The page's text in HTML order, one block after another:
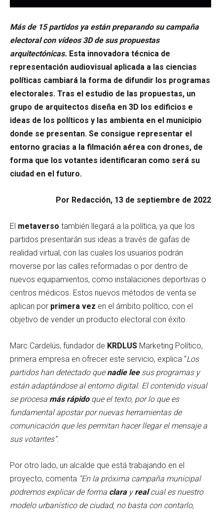
Más de 15 partidos ya están preparando su campaña
electoral con vídeos 3D de sus propuestas
arquitectónicas. Esta innovadora técnica de
representación audiovisual aplicada a las ciencias
políticas cambiará la forma de difundir los programas
electorales. Tras el estudio de las propuestas, un
grupo de arquitectos diseña en 3D los edificios e
ideas de los políticos y las ambienta en el municipio
donde se presentan. Se consigue representar el
entorno gracias a la filmación aérea con drones, de
forma que los votantes identificaran como será su
ciudad en el futuro.
Por Redacción, 13 de septiembre de 2022
El metaverso también llegará a la política, ya que los
partidos presentarán sus ideas a través de gafas de
realidad virtual, con las cuales los usuarios podrán
moverse por las calles reformadas o por dentro de
nuevos equipamientos, como instalaciones deportivas o
centros médicos. Estos nuevos métodos de venta se
aplican por primera vez en el ámbito político, con el
objetivo de vender un producto electoral con éxito.
Marc Cardelús, fundador de KRDLUS Marketing Político,
primera empresa en ofrecer este servicio, explica “Los
partidos han detectado que nadie leesus programas y
están adaptándose al entorno digital. El contenido visual
se procesa más rápidoque el texto, por lo que es
fundamental apostar por nuevas herramientas de
comunicación que les permitan hacer llegar el mensaje a
sus votantes”.
Por otro lado, un alcalde que está trabajando en el
proyecto, comenta “En la próxima campaña municipal
podremos explicar de forma clarayrealcual es nuestro
modelo urbanístico de ciudad, no basta con contarlo,